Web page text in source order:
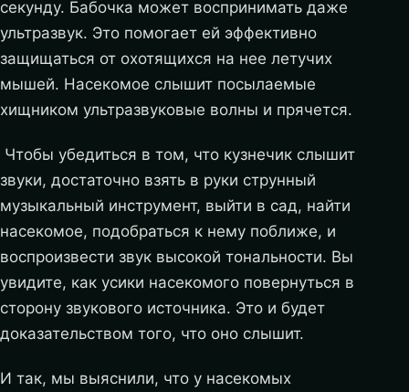
секунду. Бабочка может воспринимать даже
ультразвук. Это помогает ей эффективно
защищаться от охотящихся на нее летучих
мышей. Насекомое слышит посылаемые
хищником ультразвуковые волны и прячется.
Чтобы убедиться в том, что кузнечик слышит
звуки, достаточно взять в руки струнный
музыкальный инструмент, выйти в сад, найти
насекомое, подобраться к нему поближе, и
воспроизвести звук высокой тональности. Вы
увидите, как усики насекомого повернуться в
сторону звукового источника. Это и будет
доказательством того, что оно слышит.
И так, мы выяснили, что у насекомых